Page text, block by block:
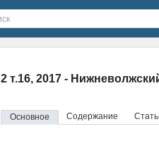
2 т.16, 2017 -
Основное Содержание